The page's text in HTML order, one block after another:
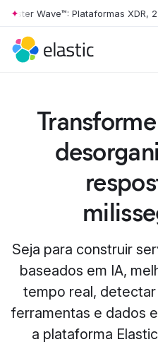
Skip to main content
Wave™: Plataformas XDR, 2º
Seja para construir
baseados em IA,
tempo real,
ferramentas e dados
a plataforma